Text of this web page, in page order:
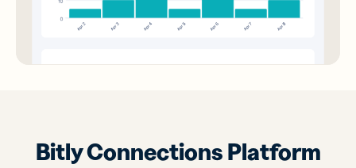
Bitly Connections Platform